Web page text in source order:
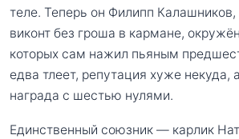
теле. Теперь он Филипп
виконт без гроша в кармане,
которых сам нажил пьяным
едва тлеет, репутация хуже некуда,
награда с шестью нулями.
Единственный союзник — карлик